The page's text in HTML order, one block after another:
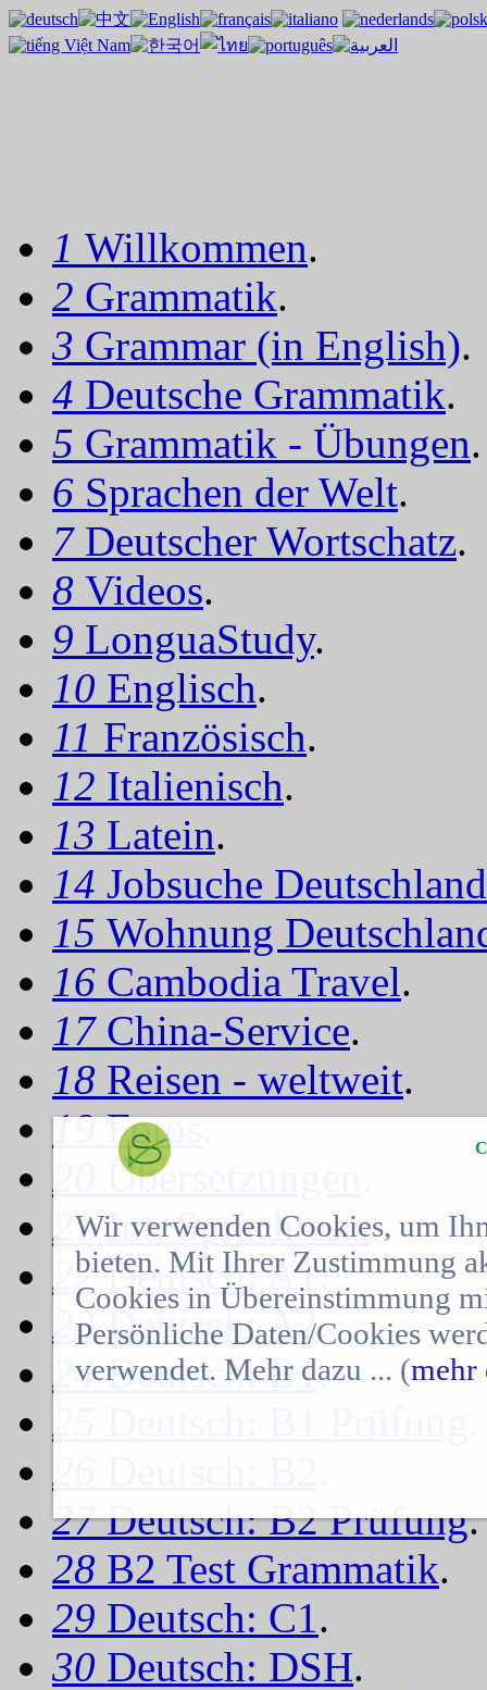
1 Willkommen.
2 Grammatik.
3 Grammar (in English).
4 Deutsche Grammatik.
5 Grammatik - Übungen.
6 Sprachen der Welt.
7 Deutscher Wortschatz.
8 Videos.
9 LonguaStudy.
10 Englisch.
11 Französisch.
12 Italienisch.
13 Latein.
14 Jobsuche Deutschland
15 Wohnung
16 Cambodia Travel.
17 China-Service.
18 Reisen - weltweit.
19Fotos.
20
Übersetzungen
21Int. Sprachtests.
22Deutsch: A1.
23Deutsch: A2.
24Deutsch: B1.
25
26
27Deutsch: B2 Prüfung.
28 B2 Test Grammatik.
29 Deutsch: C1.
30 Deutsch: DSH.
Wir verwenden Cookies, um
bieten. Mit Ihrer Zustimmung
Cookies in Übereinstimmung
Persönliche Daten/Cookies
verwendet. Mehr dazu ... (mehr